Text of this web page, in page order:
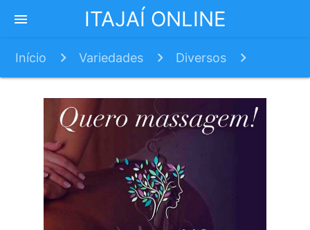
ITAJAÍ ONLINE
menu
Início Variedades Diversos
Antonio Lopes - Crônica 373 –Trem Bala